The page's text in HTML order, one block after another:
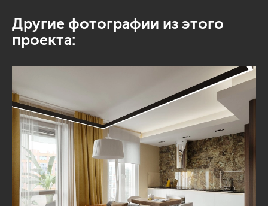
Другие фотографии из этого
проекта: